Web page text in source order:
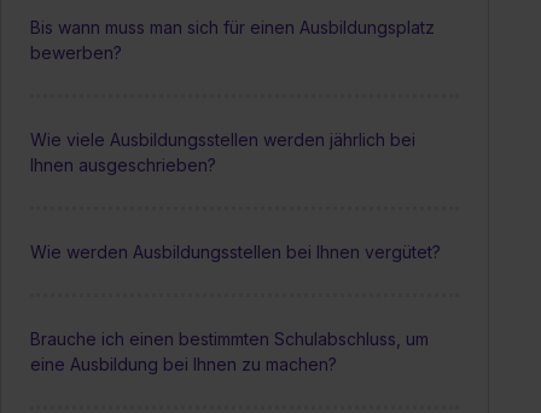
Bis wann muss man sich für einen Ausbildungsplatz
bewerben?
Wie viele Ausbildungsstellen werden jährlich bei
Ihnen ausgeschrieben?
Wie werden Ausbildungsstellen bei Ihnen vergütet?
Brauche ich einen bestimmten Schulabschluss, um
eine Ausbildung bei Ihnen zu machen?